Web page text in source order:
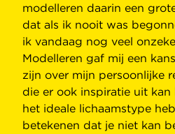
modelleren daarin een
dat als ik nooit was
ik vandaag nog veel
Modelleren gaf mij een
zijn over mijn persoonlijke
die er ook inspiratie uit kan
het ideale lichaamstype
betekenen dat je niet kan